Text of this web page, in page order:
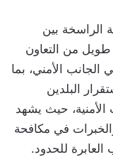
الراسخة بين
طويل من التعاون
الأمني، بما
البلدين
الأمنية، حيث يشهد
والخبرات في مكافحة
للحدود.